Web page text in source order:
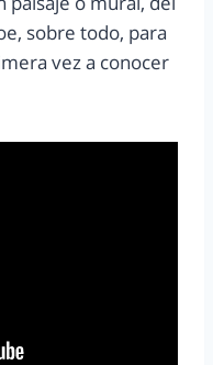
sobre todo, para
vez a conocer